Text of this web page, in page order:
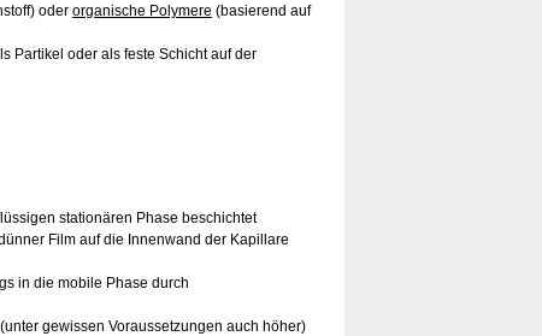
oder organische Polymere (basierend auf
Partikel oder als feste Schicht auf der
stationären Phase beschichtet
Film auf die Innenwand der Kapillare
in die mobile Phase durch
gewissen Voraussetzungen auch höher)